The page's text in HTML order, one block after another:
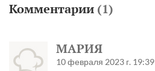
Комментарии (1)
МАРИЯ
10 февраля 2023 г. 19:39